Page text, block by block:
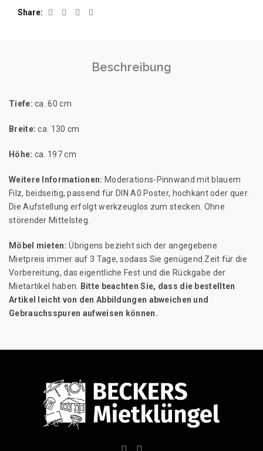
Share
Beschreibung
Tiefe: ca. 60 cm
Breite: ca. 130 cm
Höhe: ca. 197 cm
Weitere Informationen: Moderations-Pinnwand mit blauem
Filz, beidseitig, passend für DIN A0 Poster, hochkant oder quer.
Die Aufstellung erfolgt werkzeuglos zum stecken. Ohne
störender Mittelsteg.
Möbel mieten:Übrigens bezieht sich der angegebene
Mietpreis immer auf 3 Tage, sodass Sie genügend Zeit für die
Vorbereitung, das eigentliche Fest und die Rückgabe der
Mietartikel haben.
Bitte beachten Sie, dass die bestellten
Artikel leicht von den Abbildungen abweichen und
Gebrauchsspuren aufweisen können.